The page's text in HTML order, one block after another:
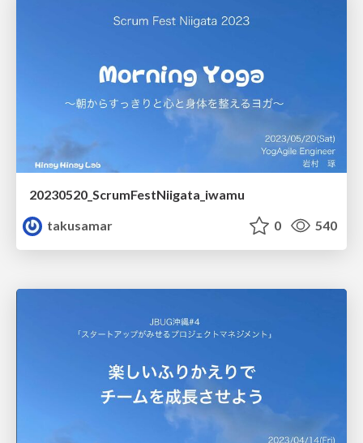
20230520_ScrumFestNiigata_iwamu
takusamar
0 540